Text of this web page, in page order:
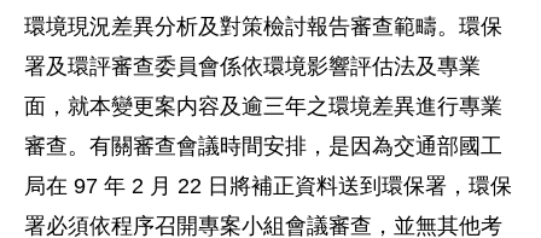
環境現況差異分析及對策檢討報告審查範疇。環保
署及環評審查委員會係依環境影響評估法及專業
面，就本變更案内容及逾三年之環境差異進行專業
審查。有關審查會議時間安排，是因為交通部國工
局在 97 年 2 月 22 日將補正資料送到環保署，環保
署必須依程序召開專案小組會議審查，並無其他考